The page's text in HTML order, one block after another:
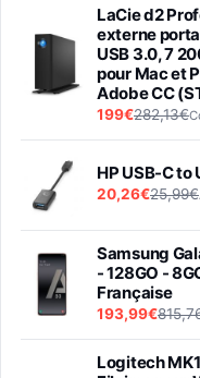
LaCie d2
externe
USB 3.0, 7
pour Mac et
Adobe CC
199€282,13€
HP USB-C to
20,26€25,99€
Samsung
- 128GO -
Française
193,99€
Logitech